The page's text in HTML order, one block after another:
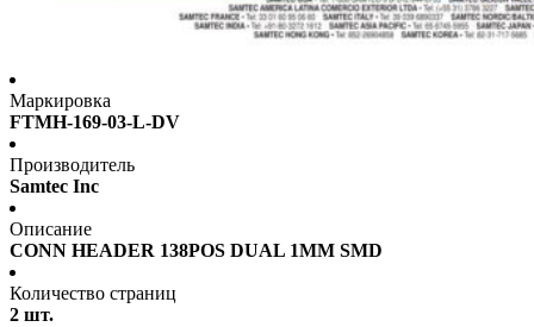
Маркировка
FTMH-169-03-L-DV
Производитель
Samtec Inc
Описание
CONN HEADER 138POS DUAL 1MM SMD
Количество страниц
2 шт.